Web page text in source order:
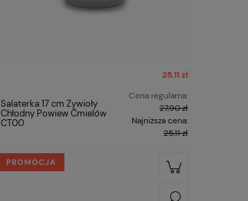
Salaterka 17 cm Żywioły
Chłodny Powiew Ćmielów
CT00
25,11 zł
Cena regularna:
27,90 zł
Najniższa cena:
25,11 zł
PROMOCJA